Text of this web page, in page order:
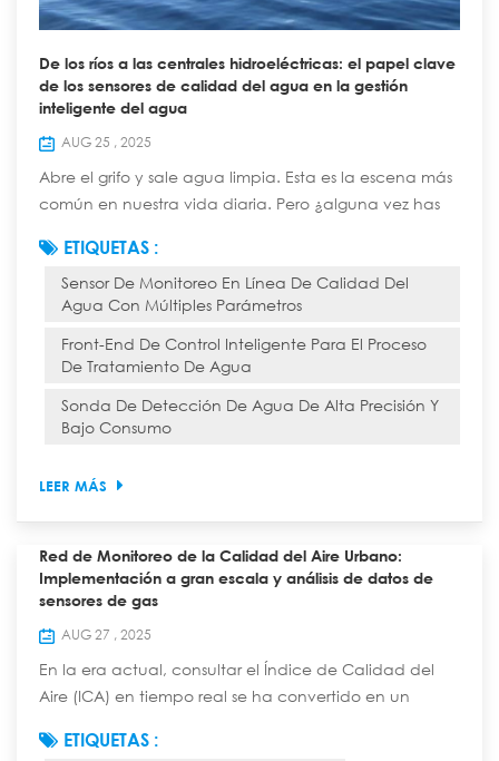
De los ríos a las centrales hidroeléctricas: el papel clave
de los sensores de calidad del agua en la gestión
inteligente del agua
AUG 25 , 2025
Abre el grifo y sale agua limpia. Esta es la escena más
común en nuestra vida diaria. Pero ¿alguna vez has
recorrido un largo, complejo y tecnológicamente
avanzado "viaje inteligente" desde una fuente natural
hasta el grifo de tu casa? En este viaje, diversos
sensores de calidad del agua garantizan la seguridad
de cada gota y cumplen la función de "cen...
ETIQUETAS :
Sensor De Monitoreo En Línea De Calidad Del
Agua Con Múltiples Parámetros
Front-End De Control Inteligente Para El Proceso
De Tratamiento De Agua
Sonda De Detección De Agua De Alta Precisión Y
Bajo Consumo
LEER MÁS
Red de Monitoreo de la Calidad del Aire Urbano:
Implementación a gran escala y análisis de datos de
sensores de gas
AUG 27 , 2025
En la era actual, consultar el Índice de Calidad del
Aire (ICA) en tiempo real se ha convertido en un
esconde una precisa red de monitoreo, compuesta
ETIQUETAS :